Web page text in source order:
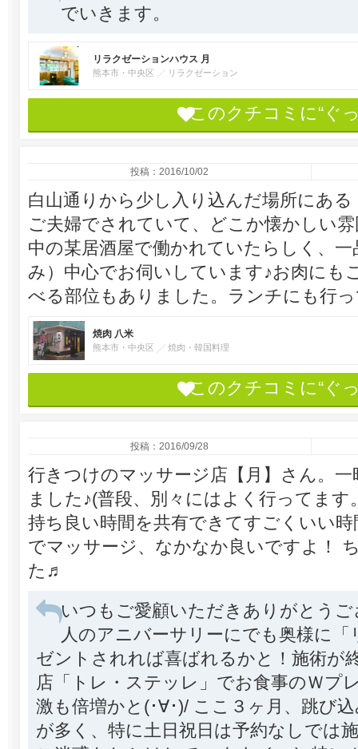
でいきます。
リラクゼーションハウス 月
熊本市・中央区 リラクゼーション
このクチコミに“ぐ
投稿：2016/10/02
白山通りから少し入り込んだ場所にあ
ご夫婦でされていて、どこか懐かしい
中の某居酒屋で働かれていたらしく、
み）中心でお伺いしています♪お肉にも
べる部位もありました。ランチにも行
焼肉 八米
熊本市・中央区 焼肉・韓国料理
このクチコミに“ぐ
投稿：2016/09/28
行きつけのマッサージ店【月】さん。
ました♪(普段、別々にはよく行ってま
持ち良い時間を共有できてすごくいい
でマッサージ、なかなか良いですよ！
た♬
いつもご愛顧いただきありがとう
人のアニバーサリーにでも奥様に
ゼントされれば喜ばれるかと！施術が
店「トレ・ステッレ」でお食事のＷプ
激も倍増かと(･∀･)/ ここ３ヶ月、跳び
が多く、特に土日祝日は予約なしでは